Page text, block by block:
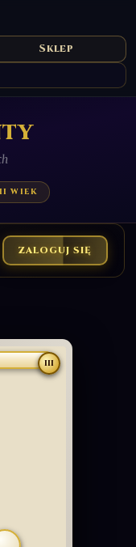
Sklep
WIEK
ZALOGUJ SIĘ